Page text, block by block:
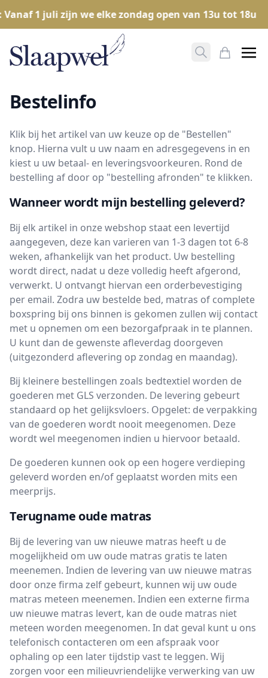
1 juli zijn we elke zondag open van 13u tot 18u
ZoekenMijn
Bestelinfo
Klik bij het artikel van uw keuze op de "Bestellen"
knop. Hierna vult u uw naam en adresgegevens in en
kiest u uw betaal- en leveringsvoorkeuren. Rond de
bestelling af door op "bestelling afronden" te klikken.
Wanneer wordt mijn bestelling geleverd?
Bij elk artikel in onze webshop staat een levertijd
aangegeven, deze kan varieren van 1-3 dagen tot 6-8
weken, afhankelijk van het product. Uw bestelling
wordt direct, nadat u deze volledig heeft afgerond,
verwerkt. U ontvangt hiervan een orderbevestiging
per email. Zodra uw bestelde bed, matras of complete
boxspring bij ons binnen is gekomen zullen wij contact
met u opnemen om een bezorgafpraak in te plannen.
U kunt dan de gewenste afleverdag doorgeven
(uitgezonderd aflevering op zondag en maandag).
Bij kleinere bestellingen zoals bedtextiel worden de
goederen met GLS verzonden. De levering gebeurt
standaard op het gelijksvloers. Opgelet: de verpakking
van de goederen wordt nooit meegenomen. Deze
wordt wel meegenomen indien u hiervoor betaald.
De goederen kunnen ook op een hogere verdieping
geleverd worden en/of geplaatst worden mits een
meerprijs.
Terugname oude matras
Bij de levering van uw nieuwe matras heeft u de
mogelijkheid om uw oude matras gratis te laten
meenemen. Indien de levering van uw nieuwe matras
door onze firma zelf gebeurt, kunnen wij uw oude
matras meteen meenemen. Indien een externe firma
uw nieuwe matras levert, kan de oude matras niet
meteen worden meegenomen. In dat geval kunt u ons
telefonisch contacteren om een afspraak voor
ophaling op een later tijdstip vast te leggen. Wij
zorgen voor een milieuvriendelijke verwerking van uw